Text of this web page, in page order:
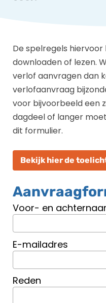
De spelregels
downloaden of lezen.
verlof aanvragen dan
verlofaanvraag
voor bijvoorbeeld een
dagdeel of langer
dit formulier.
Bekijk hier de
Voor- en
E-mailadres
Reden